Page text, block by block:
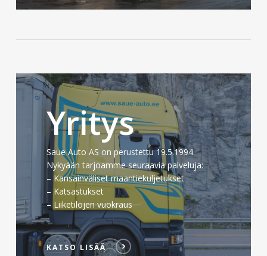
Yritys
Saue Auto AS on perustettu 19.5.1994.
Nykyään tarjoamme seuraavia palveluja:
– Kansainväliset maantiekuljetukset
– Katsastukset
– Liiketilojen vuokraus
KATSO LISÄÄ
KATSO
LISÄÄ